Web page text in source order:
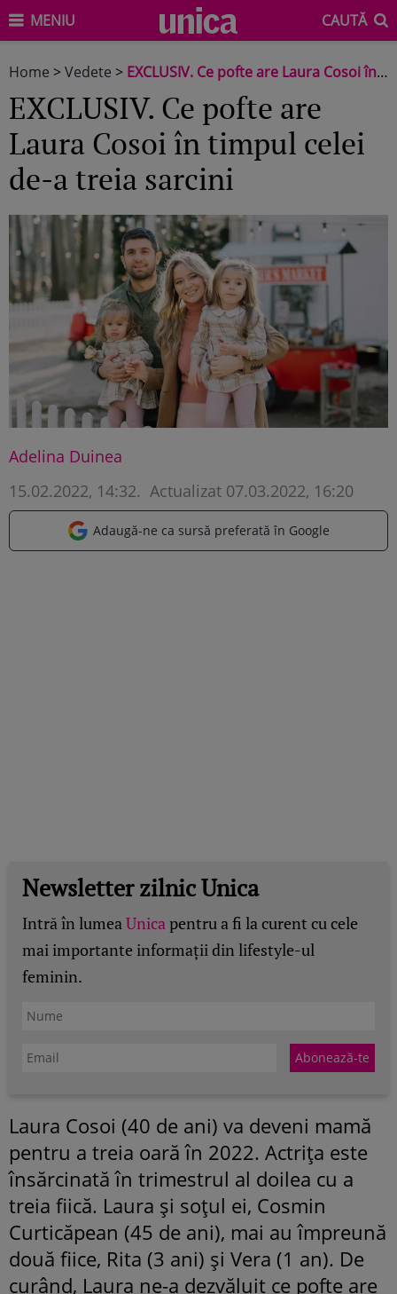
MENIU CAUTĂ
Home >Vedete > EXCLUSIV. Ce pofte are Laura Cosoi în timpul celei de-a treia sarcini
EXCLUSIV. Ce pofte are
Laura Cosoi în timpul celei
de-a treia sarcini
Adelina Duinea
15.02.2022, 14:32. Actualizat 07.03.2022, 16:20
Adaugă-ne ca sursă preferată în Google
Newsletter zilnic Unica
Intră în lumeaUnicapentru a fi la curent cu cele
mai importante informații din lifestyle-ul
feminin.
Laura Cosoi (40 de ani) va deveni mamă
pentru a treia oară în 2022. Actrița este
însărcinată în trimestrul al doilea cu a
treia fiică. Laura și soțul ei, Cosmin
Curticăpean (45 de ani), mai au împreună
două fiice, Rita (3 ani) și Vera (1 an). De
curând, Laura ne-a dezvăluit ce pofte are